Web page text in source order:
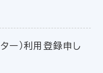
ー）利用登録申し